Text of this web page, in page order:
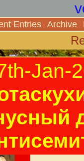
Entries Archive
Jan-